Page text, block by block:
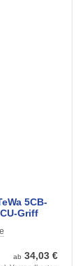
5CB-
Griff
ab 34,03 €